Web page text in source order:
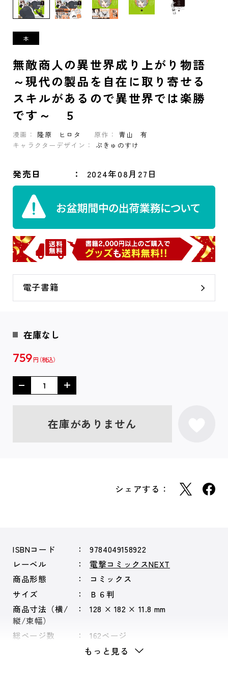
無敵商人の異世界成り上がり物語
～現代の製品を自在に取り寄せる
スキルがあるので異世界では楽勝
です～ ５
漫画： 隆原 ヒロタ 原作：
青山 有
キャラクターデザイン：
ぷきゅのすけ
発売日 2024年08月27日
電子書籍
在庫なし
759 円
在庫がありません
シェアする：
ISBNコード
9784049158922
レーベル
電撃コミックスNEXT
商品形態
コミックス
サイズ
Ｂ６判
商品寸法（横/
縦/束幅）
128 × 182 × 11.8 mm
総ページ数 162ページ
もっと見る